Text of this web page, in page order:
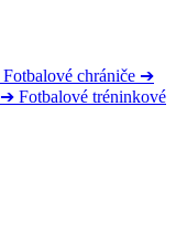
Fotbalové chrániče ➔
➔ Fotbalové tréninkové